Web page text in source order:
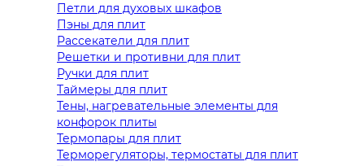
Петли для духовых шкафов
Пэны для плит
Рассекатели для плит
Решетки и противни для плит
Ручки для плит
Таймеры для плит
Тены, нагревательные элементы для
конфорок плиты
Термопары для плит
Терморегуляторы, термостаты для плит